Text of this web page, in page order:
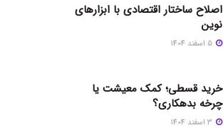
اصلاح ساختار اقتصادی با ابزارهای
نوین
خرید قسطی؛ کمک معیشت یا
چرخه بدهکاری؟